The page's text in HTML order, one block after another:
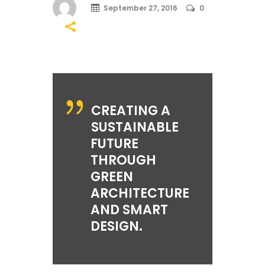
September 27, 2016 0
CREATING A
SUSTAINABLE
FUTURE
THROUGH
GREEN
ARCHITECTURE
AND SMART
DESIGN.